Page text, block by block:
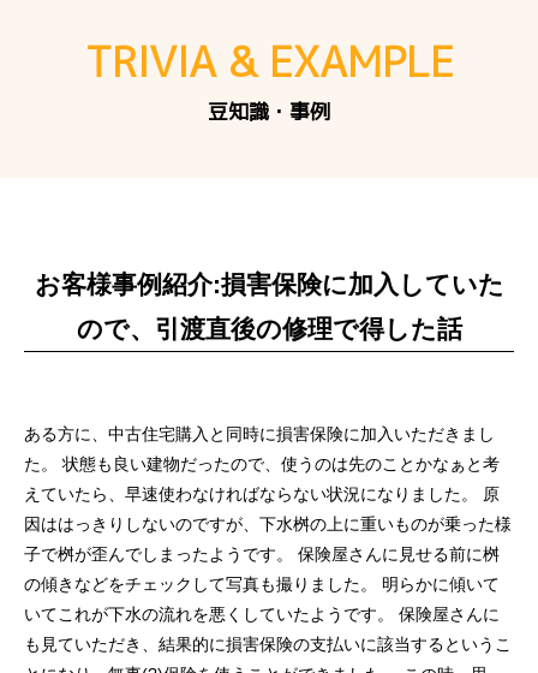
TRIVIA & EXAMPLE
豆知識・事例
お客様事例紹介:損害保険に加入していた
ので、引渡直後の修理で得した話
ある方に、中古住宅購入と同時に損害保険に加入いただきまし
た。 状態も良い建物だったので、使うのは先のことかなぁと考
えていたら、早速使わなければならない状況になりました。 原
因ははっきりしないのですが、下水桝の上に重いものが乗った様
子で桝が歪んでしまったようです。 保険屋さんに見せる前に桝
の傾きなどをチェックして写真も撮りました。 明らかに傾いて
いてこれが下水の流れを悪くしていたようです。 保険屋さんに
も見ていただき、結果的に損害保険の支払いに該当するというこ